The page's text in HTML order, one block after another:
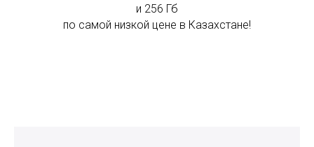
и 256 Гб
по самой низкой цене в Казахстане!